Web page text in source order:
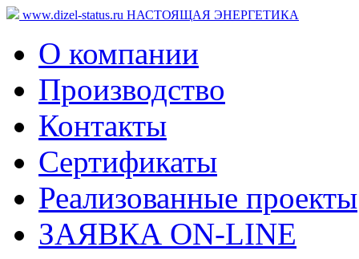
www.dizel-status.ru НАСТОЯЩАЯ ЭНЕРГЕТИКА
О компании
Производство
Контакты
Сертификаты
Реализованные проекты
ЗАЯВКА ON-LINE